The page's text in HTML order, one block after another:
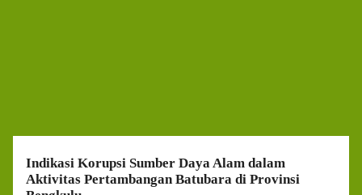
Indikasi Korupsi Sumber Daya Alam dalam
Aktivitas Pertambangan Batubara di Provinsi